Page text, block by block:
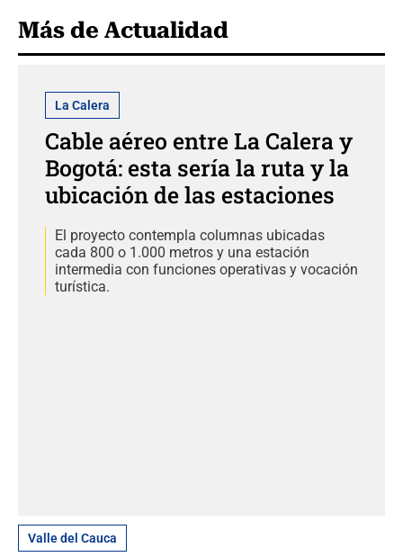
Más de Actualidad
La Calera
Cable aéreo entre La Calera y
Bogotá: esta sería la ruta y la
ubicación de las estaciones
El proyecto contempla columnas ubicadas
cada 800 o 1.000 metros y una estación
intermedia con funciones operativas y vocación
turística.
Valle del Cauca